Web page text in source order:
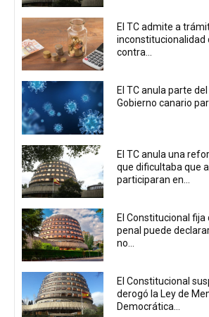
El TC admite a
inconstitucionalidad
contra...
El TC anula parte
Gobierno canario
El TC anula una
que dificultaba que
participaran en...
El Constitucional fija
penal puede
no...
El Constitucional
derogó la Ley de
Democrática...